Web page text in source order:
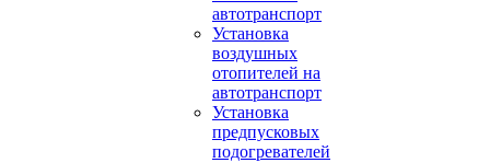
автотранспорт
Установка
воздушных
отопителей на
автотранспорт
Установка
предпусковых
подогревателей